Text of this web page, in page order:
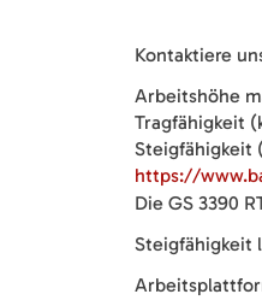
Kontaktiere
Arbeitshöhe
Tragfähigkeit
Steigfähigkeit
https://
Die GS 3390
Steigfähigkeit